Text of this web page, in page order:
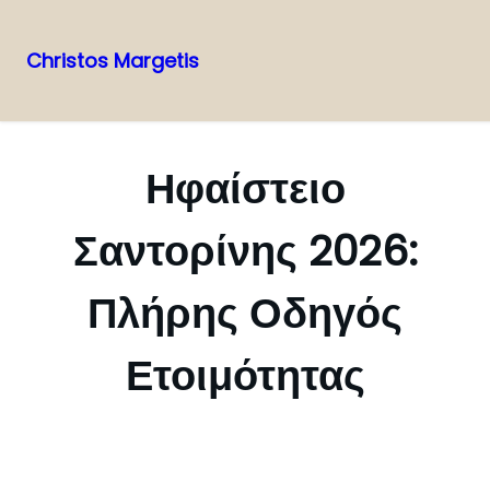
to
Christos Margetis
Ηφαίστειο
Σαντορίνης 2026:
Πλήρης Οδηγός
Ετοιμότητας